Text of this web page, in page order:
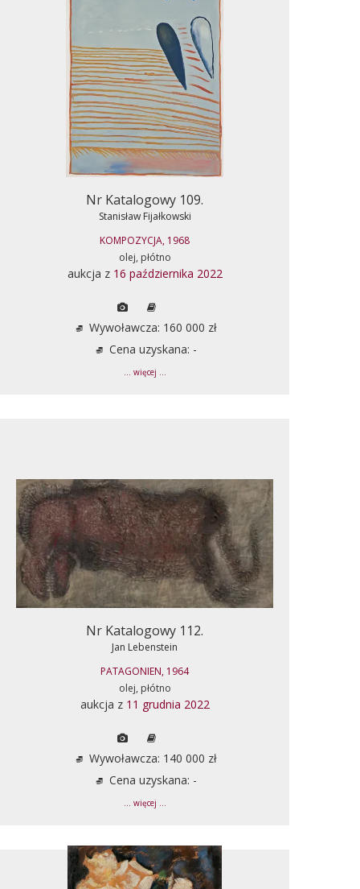
Nr Katalogowy 109.
Stanisław Fijałkowski
KOMPOZYCJA, 1968
olej, płótno
aukcja z 16 października 2022
Wywoławcza: 160 000 zł
Cena uzyskana: -
... więcej ...
Nr Katalogowy 112.
Jan Lebenstein
PATAGONIEN, 1964
olej, płótno
aukcja z 11 grudnia 2022
Wywoławcza: 140 000 zł
Cena uzyskana: -
... więcej ...